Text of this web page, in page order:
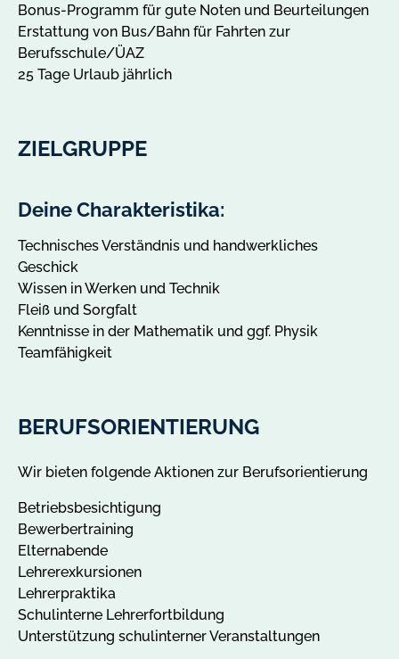
Bonus-Programm für gute Noten und Beurteilungen
Erstattung von Bus/Bahn für Fahrten zur
Berufsschule/ÜAZ
25 Tage Urlaub jährlich
ZIELGRUPPE
Deine Charakteristika:
Technisches Verständnis und handwerkliches
Geschick
Wissen in Werken und Technik
Fleiß und Sorgfalt
Kenntnisse in der Mathematik und ggf. Physik
Teamfähigkeit
BERUFSORIENTIERUNG
Wir bieten folgende Aktionen zur Berufsorientierung
Betriebsbesichtigung
Bewerbertraining
Elternabende
Lehrerexkursionen
Lehrerpraktika
Schulinterne Lehrerfortbildung
Unterstützung schulinterner Veranstaltungen